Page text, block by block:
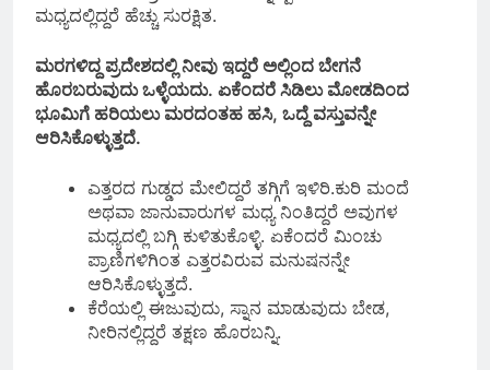
ಮಧ್ಯದಲ್ಲಿದ್ದರೆ ಹೆಚ್ಚು ಸುರಕ್ಷಿತ.
ಮರಗಳಿದ್ದ ಪ್ರದೇಶದಲ್ಲಿ ನೀವು ಇದ್ದರೆ ಅಲ್ಲಿಂದ ಬೇಗನೆ
ಹೊರಬರುವುದು ಒಳ್ಳೆಯದು. ಏಕೆಂದರೆ ಸಿಡಿಲು ಮೋಡದಿಂದ
ಭೂಮಿಗೆ ಹರಿಯಲು ಮರದಂತಹ ಹಸಿ, ಒದ್ದೆ ವಸ್ತುವನ್ನೇ
ಆರಿಸಿಕೊಳ್ಳುತ್ತದೆ.
ಎತ್ತರದ ಗುಡ್ಡದ ಮೇಲಿದ್ದರೆ ತಗ್ಗಿಗೆ ಇಳಿರಿ.ಕುರಿ ಮಂದೆ
ಅಥವಾ ಜಾನುವಾರುಗಳ ಮಧ್ಯ ನಿಂತಿದ್ದರೆ ಅವುಗಳ
ಮಧ್ಯದಲ್ಲಿ ಬಗ್ಗಿ ಕುಳಿತುಕೊಳ್ಳಿ. ಏಕೆಂದರೆ ಮಿಂಚು
ಪ್ರಾಣಿಗಳಿಗಿಂತ ಎತ್ತರವಿರುವ ಮನುಷನನ್ನೇ
ಆರಿಸಿಕೊಳ್ಳುತ್ತದೆ.
ಕೆರೆಯಲ್ಲಿ ಈಜುವುದು, ಸ್ನಾನ ಮಾಡುವುದು ಬೇಡ,
ನೀರಿನಲ್ಲಿದ್ದರೆ ತಕ್ಷಣ ಹೊರಬನ್ನಿ.